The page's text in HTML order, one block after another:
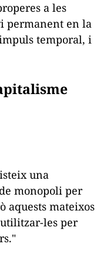
a les
permanent en la
temporal, i
una
monopoli per
aquests mateixos
les per